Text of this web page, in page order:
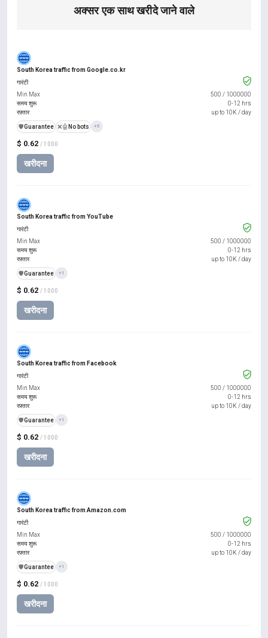
अक्सर एक साथ खरीदे जाने वाले
South Korea traffic from Google.co.kr
$ 0.62 / 1000
खरीदना
गारंटी
Min Max
500 / 1000000
समय शुरू
0-12 hrs
रफ़्तार
up to 10K / day
️🛡️Guarantee ❌🤖 No bots +5
South Korea traffic from YouTube
$ 0.62 / 1000
खरीदना
गारंटी
Min Max
500 / 1000000
समय शुरू
0-12 hrs
रफ़्तार
up to 10K / day
️🛡️Guarantee +1
South Korea traffic from Facebook
$ 0.62 / 1000
खरीदना
गारंटी
Min Max
500 / 1000000
समय शुरू
0-12 hrs
रफ़्तार
up to 10K / day
️🛡️Guarantee +1
South Korea traffic from Amazon.com
$ 0.62 / 1000
खरीदना
गारंटी
Min Max
500 / 1000000
समय शुरू
0-12 hrs
रफ़्तार
up to 10K / day
️🛡️Guarantee +1